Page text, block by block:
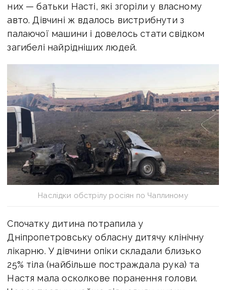
них — батьки Насті, які згоріли у власному
авто. Дівчині ж вдалось вистрибнути з
палаючої машини і довелось стати свідком
загибелі найрідніших людей.
Наслідки обстрілу росіян по Чаплиному
Спочатку дитина потрапила у
Дніпропетровську обласну дитячу клінічну
лікарню. У дівчини опіки складали близько
25% тіла (найбільше постраждала рука) та
Настя мала осколкове поранення голови.